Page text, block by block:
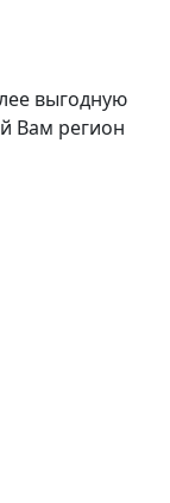
выгодную
Вам регион